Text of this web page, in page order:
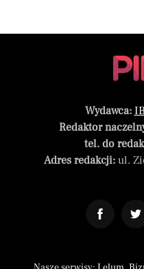
Wydawca:
Redaktor
tel. do
Adres redakcji:ul.